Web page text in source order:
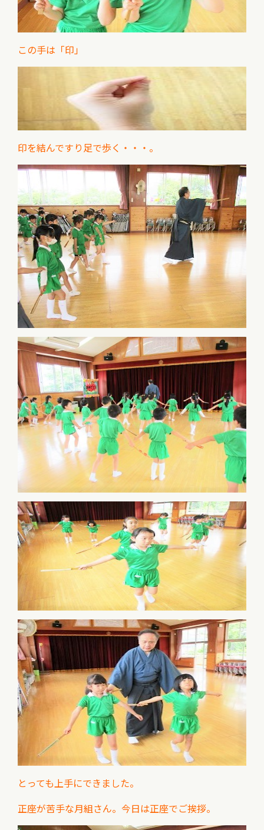
この手は「印」
印を結んですり足で歩く・・・。
とっても上手にできました。
正座が苦手な月組さん。今日は正座でご挨拶。